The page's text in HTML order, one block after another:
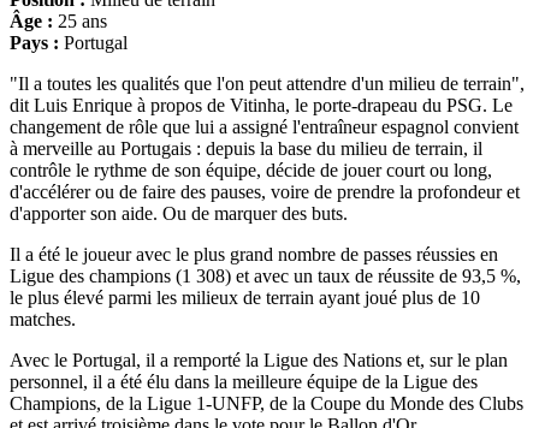
Âge : 25 ans
Pays : Portugal
"Il a toutes les qualités que l'on peut attendre d'un milieu de terrain",
dit Luis Enrique à propos de Vitinha, le porte-drapeau du PSG. Le
changement de rôle que lui a assigné l'entraîneur espagnol convient
à merveille au Portugais : depuis la base du milieu de terrain, il
contrôle le rythme de son équipe, décide de jouer court ou long,
d'accélérer ou de faire des pauses, voire de prendre la profondeur et
d'apporter son aide. Ou de marquer des buts.
Il a été le joueur avec le plus grand nombre de passes réussies en
Ligue des champions (1 308) et avec un taux de réussite de 93,5 %,
le plus élevé parmi les milieux de terrain ayant joué plus de 10
matches.
Avec le Portugal, il a remporté la Ligue des Nations et, sur le plan
personnel, il a été élu dans la meilleure équipe de la Ligue des
Champions, de la Ligue 1-UNFP, de la Coupe du Monde des Clubs